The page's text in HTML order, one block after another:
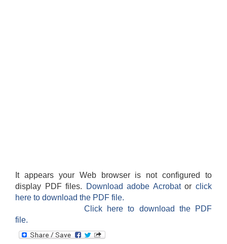
It appears your Web browser is not configured to
display PDF files.
Download adobe Acrobatorclick
here to download the PDF file.
Click here to download the PDF
file.